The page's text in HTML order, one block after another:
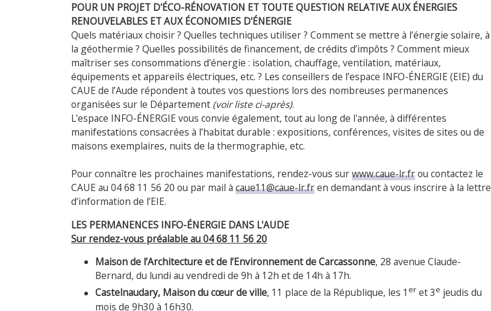
POUR UN PROJET D'ÉCO-RÉNOVATION ET TOUTE QUESTION RELATIVE AUX ÉNERGIES
RENOUVELABLES ET AUX ÉCONOMIES D'ÉNERGIE
Quels matériaux choisir ? Quelles techniques utiliser ? Comment se mettre à l’énergie solaire, à
la géothermie ? Quelles possibilités de financement, de crédits d’impôts ? Comment mieux
maîtriser ses consommations d'énergie : isolation, chauffage, ventilation, matériaux,
équipements et appareils électriques, etc. ? Les conseillers de l’espace INFO-ÉNERGIE (EIE) du
CAUE de l’Aude répondent à toutes vos questions lors des nombreuses permanences
organisées sur le Département (voir liste ci-après).
L'espace INFO-ÉNERGIE vous convie également, tout au long de l'année, à différentes
manifestations consacrées à l’habitat durable : expositions, conférences, visites de sites ou de
maisons exemplaires, nuits de la thermographie, etc.
Pour connaître les prochaines manifestations, rendez-vous surwww.caue-lr.frou contactez le
CAUE au 04 68 11 56 20 ou par mail à caue11@caue-lr.fren demandant à vous inscrire à la lettre
d’information de l’EIE.
LES PERMANENCES INFO-ÉNERGIE DANS L'AUDE
Sur rendez-vous préalable au 04 68 11 56 20
Maison de l’Architecture et de l’Environnement de Carcassonne, 28 avenue Claude-
Bernard, du lundi au vendredi de 9h à 12h et de 14h à 17h.
Castelnaudary, Maison du cœur de ville, 11 place de la République, les 1 er et 3e jeudis du
mois de 9h30 à 16h30.